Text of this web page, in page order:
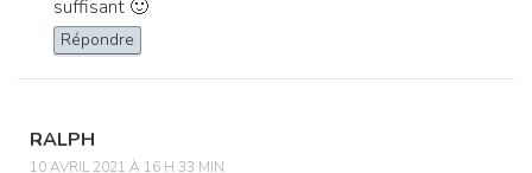
suffisant 🙂
Répondre
RALPH
10 AVRIL 2021 À 16 H 33 MIN